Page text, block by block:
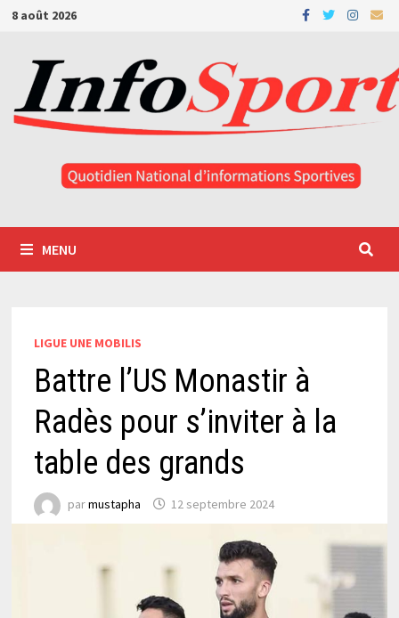
Passer
contenu
8 août 2026
MENU
LIGUE UNE MOBILIS
Battre l’US Monastir à
Radès pour s’inviter à la
table des grands
parmustapha 12 septembre 2024